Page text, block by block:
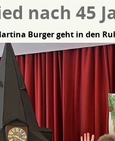
nach 45
Burger geht in den